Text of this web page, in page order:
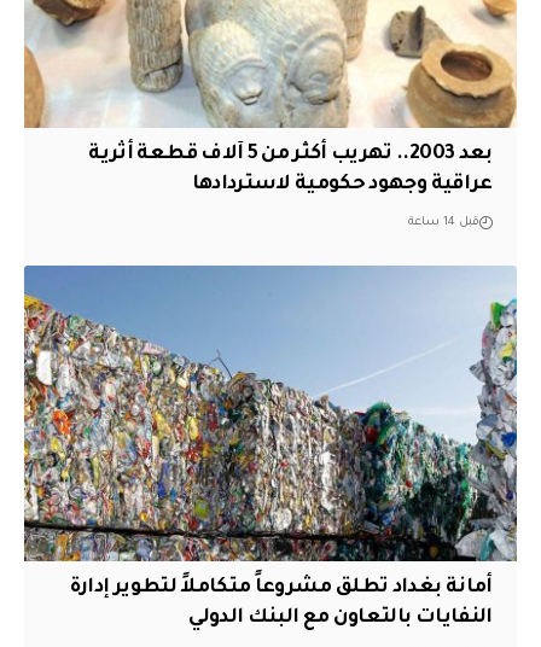
بعد 2003.. تهريب أكثر من 5 آلاف قطعة أثرية
عراقية وجهود حكومية لاستردادها
قبل 14 ساعة
أمانة بغداد تطلق مشروعاً متكاملاً لتطوير إدارة
النفايات بالتعاون مع البنك الدولي